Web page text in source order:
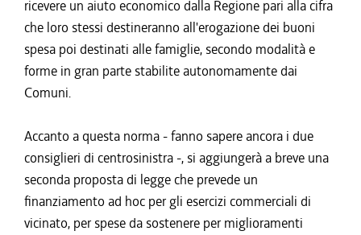
ricevere un aiuto economico dalla Regione pari alla cifra
che loro stessi destineranno all'erogazione dei buoni
spesa poi destinati alle famiglie, secondo modalità e
forme in gran parte stabilite autonomamente dai
Comuni.
Accanto a questa norma - fanno sapere ancora i due
consiglieri di centrosinistra -, si aggiungerà a breve una
seconda proposta di legge che prevede un
finanziamento ad hoc per gli esercizi commerciali di
vicinato, per spese da sostenere per miglioramenti